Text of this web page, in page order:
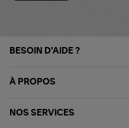
BESOIN D'AIDE ?
À PROPOS
NOS SERVICES